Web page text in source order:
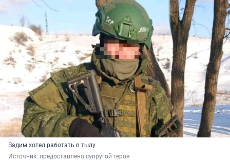
Вадим хотел работать в тылу
Источник: предоставлено супругой героя